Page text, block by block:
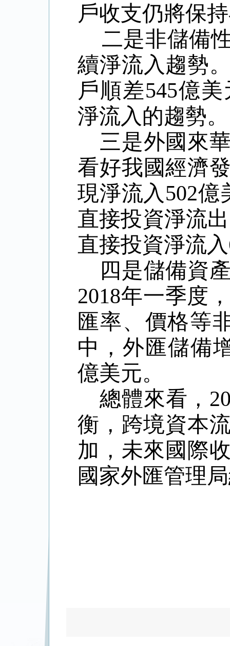
戶收支仍將保
二是非儲備
續淨流入趨勢
戶順差545億
淨流入的趨勢。
三是外國來
看好我國經濟
現淨流入502
直接投資淨流
直接投資淨流
四是儲備資
2018年一季度
匯率、價格等
中，外匯儲備
億美元。
總體來看，
衡，跨境資本
加，未來國際
國家外匯管理